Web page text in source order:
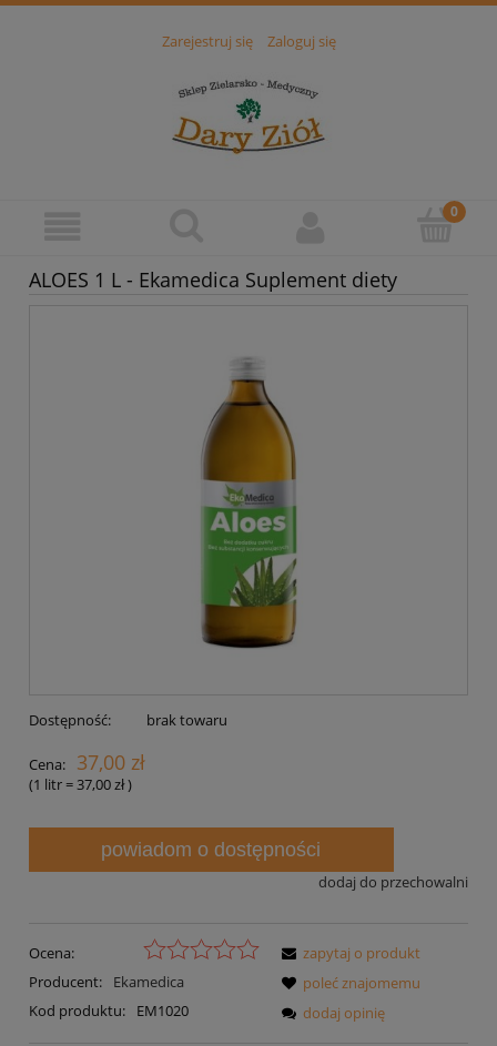
Zarejestruj się Zaloguj się
ALOES 1 L - Ekamedica Suplement diety
Dostępność: brak towaru
Cena: 37,00 zł
(1 litr=37,00 zł)
powiadom o dostępności
dodaj do przechowalni
Ocena:
Producent:
Ekamedica
Kod produktu:
EM1020
zapytaj o produkt
poleć znajomemu
dodaj opinię